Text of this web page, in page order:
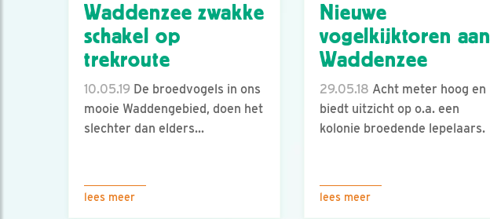
Waddenzee zwakke
schakel op
trekroute
10.05.19 De broedvogels in ons
mooie Waddengebied, doen het
slechter dan elders...
lees meer
Nieuwe
vogelkijktoren aan
Waddenzee
29.05.18 Acht meter hoog en
biedt uitzicht op o.a. een
kolonie broedende lepelaars.
lees meer